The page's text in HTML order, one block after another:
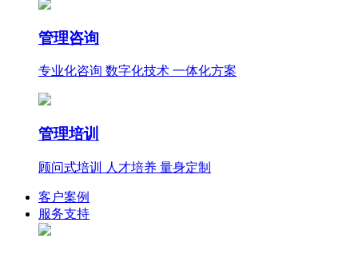
管理咨询
专业化咨询 数字化技术 一体化方案
管理培训
顾问式培训 人才培养 量身定制
客户案例
服务支持